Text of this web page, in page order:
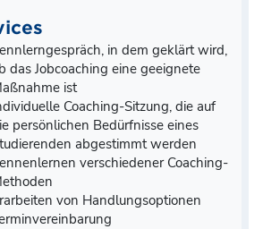
in dem geklärt wird,
das Jobcoaching eine geeignete
ist
Coaching-Sitzung, die auf
persönlichen Bedürfnisse eines
abgestimmt werden
verschiedener Coaching-
von Handlungsoptionen